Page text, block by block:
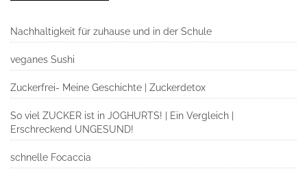
Nachhaltigkeit für zuhause und in der Schule
veganes Sushi
Zuckerfrei- Meine Geschichte | Zuckerdetox
So viel ZUCKER ist in JOGHURTS! | Ein Vergleich |
Erschreckend UNGESUND!
schnelle Focaccia